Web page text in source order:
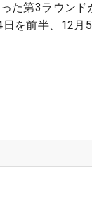
た第3ラウン
を前半、12月5